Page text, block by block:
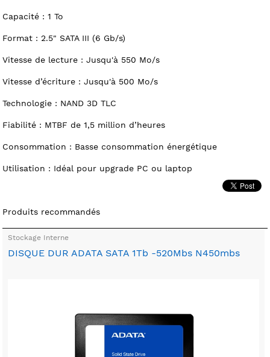
Capacité : 1 To
Format : 2.5" SATA III (6 Gb/s)
Vitesse de lecture : Jusqu'à 550 Mo/s
Vitesse d’écriture : Jusqu'à 500 Mo/s
Technologie : NAND 3D TLC
Fiabilité : MTBF de 1,5 million d’heures
Consommation : Basse consommation énergétique
Utilisation : Idéal pour upgrade PC ou laptop
Produits recommandés
Stockage Interne
DISQUE DUR ADATA SATA 1Tb -520Mbs N450mbs